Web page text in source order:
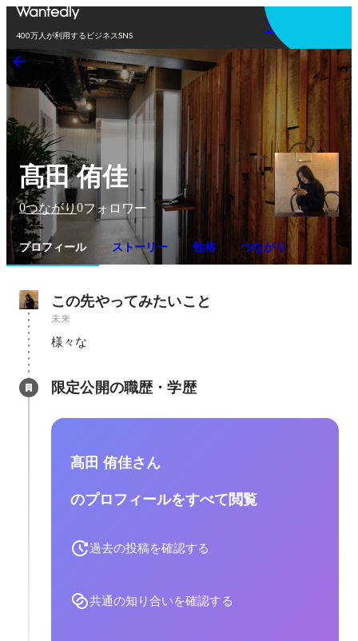
400万人が利用するビジネスSNS
アプリを使う
髙田 侑佳
0つながり0フォロワー
プロフィール ストーリー 性格 つながり
この先やってみたいこと
未来
様々な
限定公開の職歴・学歴
髙田 侑佳さん
のプロフィールをすべて閲覧
過去の投稿を確認する
共通の知り合いを確認する